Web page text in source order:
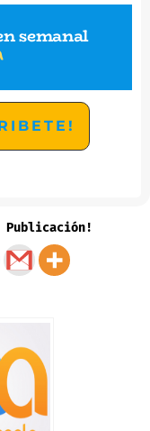
semanal
Publicación!